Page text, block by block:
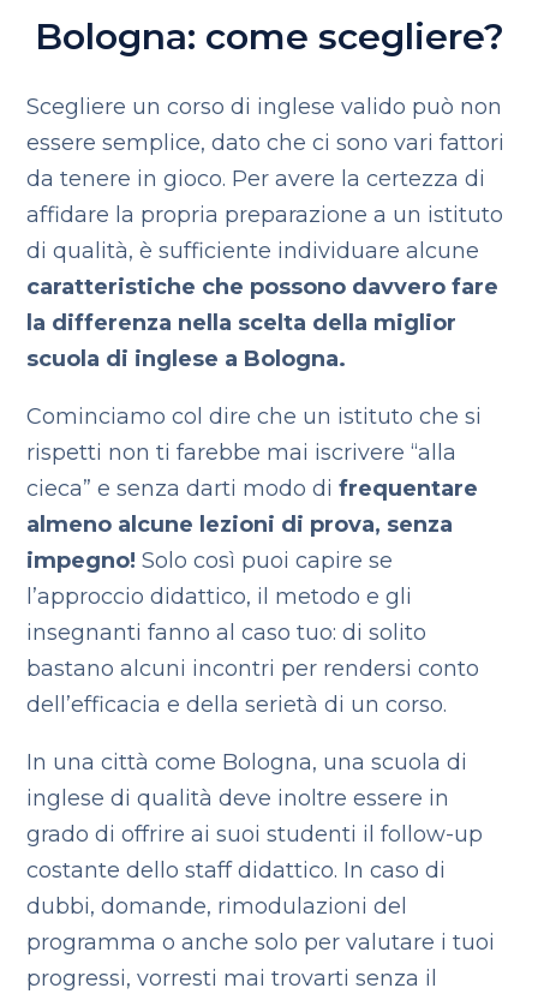
Bologna: come scegliere?
Scegliere un corso di inglese valido può non
essere semplice, dato che ci sono vari fattori
da tenere in gioco. Per avere la certezza di
affidare la propria preparazione a un istituto
di qualità, è sufficiente individuare alcune
caratteristiche che possono davvero fare
la differenza nella scelta della miglior
scuola di inglese a Bologna.
Cominciamo col dire che un istituto che si
rispetti non ti farebbe mai iscrivere “alla
cieca” e senza darti modo difrequentare
almeno alcune lezioni di prova, senza
impegno! Solo così puoi capire se
l’approccio didattico, il metodo e gli
insegnanti fanno al caso tuo: di solito
bastano alcuni incontri per rendersi conto
dell’efficacia e della serietà di un corso.
In una città come Bologna, una scuola di
inglese di qualità deve inoltre essere in
grado di offrire ai suoi studenti il follow-up
costante dello staff didattico. In caso di
dubbi, domande, rimodulazioni del
programma o anche solo per valutare i tuoi
progressi, vorresti mai trovarti senza il